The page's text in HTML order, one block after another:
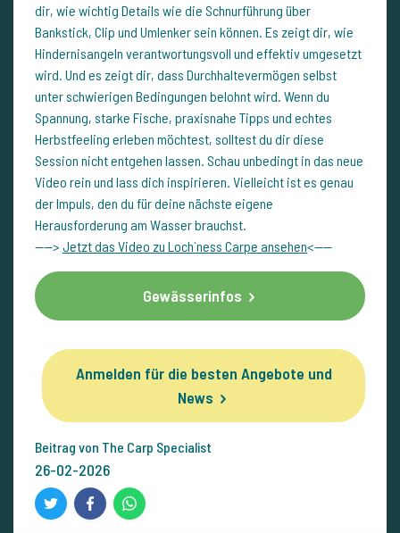
dir, wie wichtig Details wie die Schnurführung über
Bankstick, Clip und Umlenker sein können. Es zeigt dir, wie
Hindernisangeln verantwortungsvoll und effektiv umgesetzt
wird. Und es zeigt dir, dass Durchhaltevermögen selbst
unter schwierigen Bedingungen belohnt wird. Wenn du
Spannung, starke Fische, praxisnahe Tipps und echtes
Herbstfeeling erleben möchtest, solltest du dir diese
Session nicht entgehen lassen. Schau unbedingt in das neue
Video rein und lass dich inspirieren. Vielleicht ist es genau
der Impuls, den du für deine nächste eigene
Herausforderung am Wasser brauchst.
----> Jetzt das Video zu Loch`ness Carpe ansehen<----
Gewässerinfos
Anmelden für die besten Angebote und
News
Beitrag von The Carp Specialist
26-02-2026